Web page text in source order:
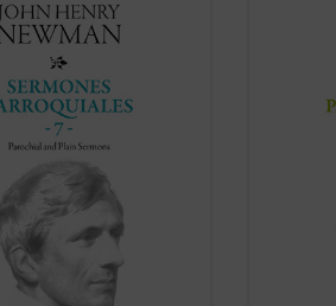
publicación de la serie de
parroquiales. En esos
hallaba inmerso en el
interior que
su conversión ...(ver ficha)
formaron
1842,
al